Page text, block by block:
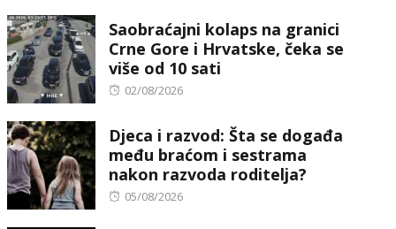
Saobraćajni kolaps na granici
Crne Gore i Hrvatske, čeka se
više od 10 sati
Posted
02/08/2026
Djeca i razvod: Šta se događa
među braćom i sestrama
nakon razvoda roditelja?
Posted
05/08/2026